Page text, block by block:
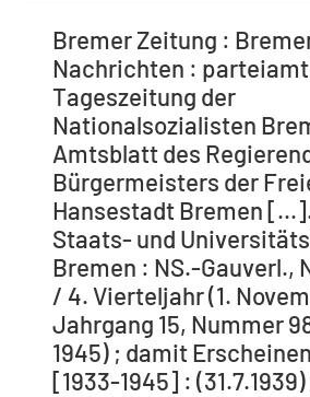
Bremer Zeitung :
Nachrichten :
Tageszeitung der
Nationalsozialisten
Amtsblatt des
Bürgermeisters der
Hansestadt Bremen
Staats- und
Bremen : NS.-Gauverl.,
/ 4. Vierteljahr (1.
Jahrgang 15, Nummer
1945) ; damit
[1933-1945] :